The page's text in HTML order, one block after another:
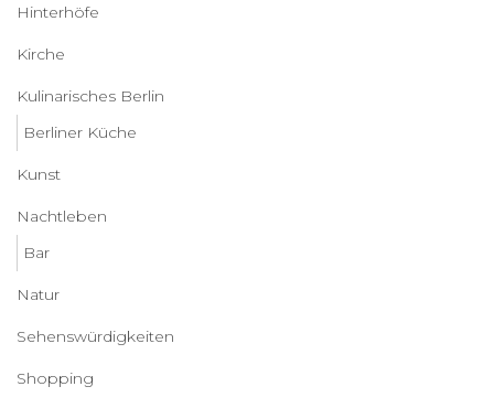
Hinterhöfe
Kirche
Kulinarisches Berlin
Berliner Küche
Kunst
Nachtleben
Bar
Natur
Sehenswürdigkeiten
Shopping